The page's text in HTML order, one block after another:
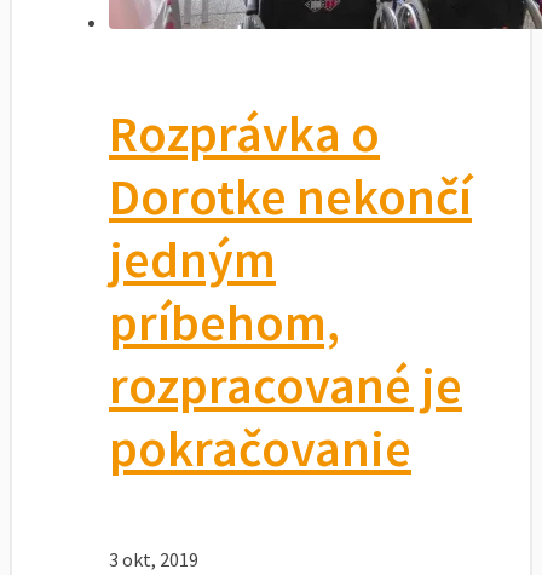
Rozprávka o
Dorotke nekončí
jedným
príbehom,
rozpracované je
pokračovanie
3 okt, 2019